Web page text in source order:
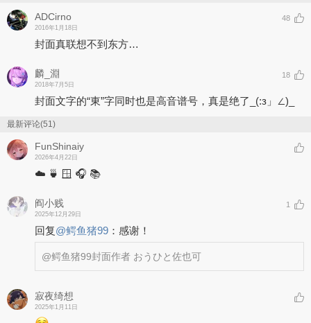
ADCirno
2016年1月18日
48
封面真联想不到东方…
麟_淵
2018年7月5日
18
封面文字的“東”字同时也是高音谱号，真是绝了_(:з」∠)_
最新评论(51)
FunShinaiy
2026年4月22日
☁️ 🍵 🪟 🎧 📚
阎小贱
2025年12月29日
1
回复@鳄鱼猪99 ： 感谢！
@鳄鱼猪99封面作者 おうひと佐也可
寂夜绮想
2025年1月11日